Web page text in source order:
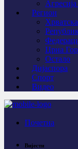
Регион
Хрватска
Црна
Остало
Дијаспора
Спорт
Видео
Почетна
Вијести